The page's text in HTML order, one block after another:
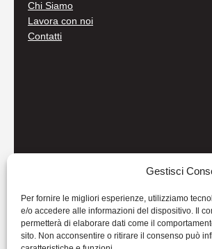
Gestisci
Per fornire le migliori esperienze, utilizziamo
e/o accedere alle informazioni del dispositivo. Il
permetterà di elaborare dati come il
sito. Non acconsentire o ritirare il consenso può
Chi Siamo
Lavora con noi
Contatti